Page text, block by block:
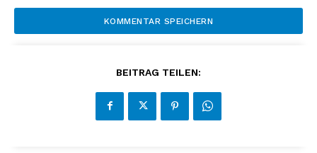
e
BEITRAG TEILEN: